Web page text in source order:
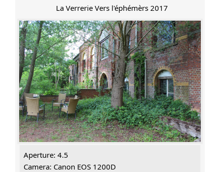
La Verrerie Vers l'éphémèrs 2017
Aperture: 4.5
Camera: Canon EOS 1200D